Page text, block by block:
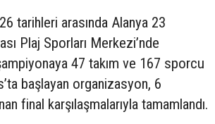
tarihleri arasında Alanya 23
Plaj Sporları Merkezi’nde
47 takım ve 167 sporcu
başlayan organizasyon, 6
final karşılaşmalarıyla tamamlandı.